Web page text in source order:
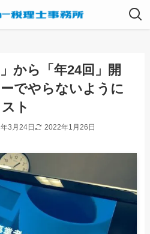
から「年24回」開
でやらないように
ト
3月24日 2022年1月26日